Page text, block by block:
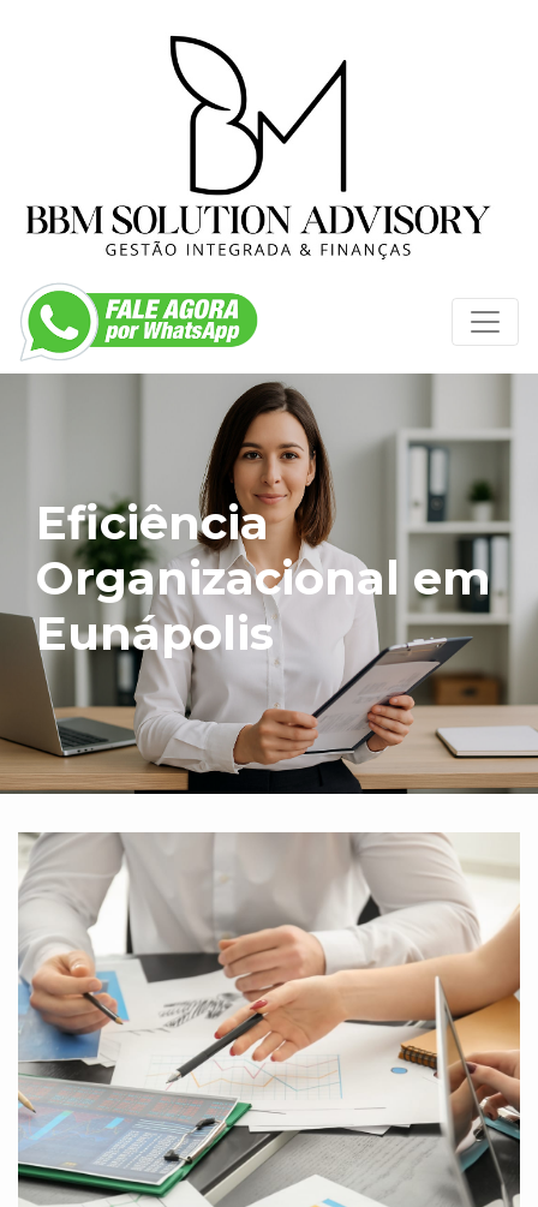
Eficiência
Organizacional em
Eunápolis